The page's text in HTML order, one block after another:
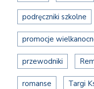
podręczniki szkolne
promocje
przewodniki
romanse Targi